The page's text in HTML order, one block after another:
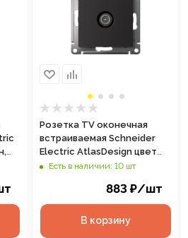
Розетка TV оконечная
встраиваемая Schneider
Electric AtlasDesign цвет
карбон, арт. ATN001091
Есть в наличии: 10 шт
883 ₽/шт
В корзину